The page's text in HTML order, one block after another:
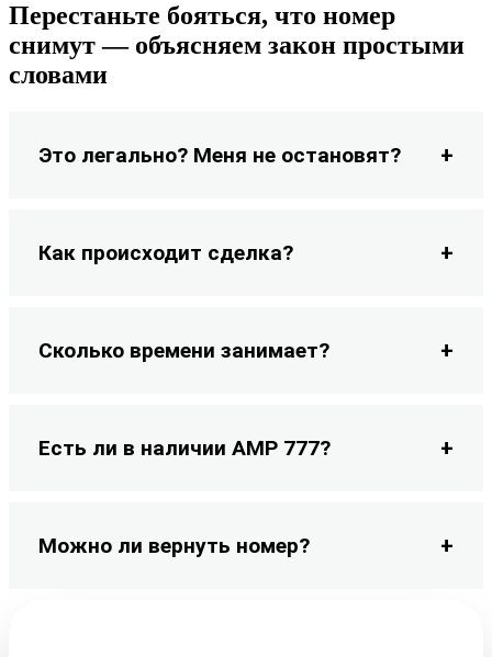
Перестаньте бояться, что номер
снимут — объясняем закон простыми
словами
Это легально? Меня не остановят?
Как происходит сделка?
Сколько времени занимает?
Есть ли в наличии АМР 777?
Можно ли вернуть номер?